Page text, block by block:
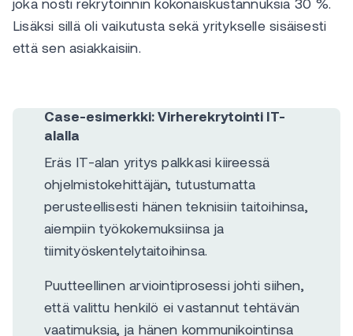
joka nosti rekrytoinnin kokonaiskustannuksia 30 %.
Lisäksi sillä oli vaikutusta sekä yritykselle sisäisesti
että sen asiakkaisiin.
Case-esimerkki: Virherekrytointi IT-
alalla
Eräs IT-alan yritys palkkasi kiireessä
ohjelmistokehittäjän, tutustumatta
perusteellisesti hänen teknisiin taitoihinsa,
aiempiin työkokemuksiinsa ja
tiimityöskentelytaitoihinsa.
Puutteellinen arviointiprosessi johti siihen,
että valittu henkilö ei vastannut tehtävän
vaatimuksia, ja hänen kommunikointinsa